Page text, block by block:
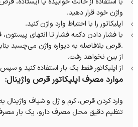
واژن خود قرار دهید.
اپلیکاتور را با احتیاط وارد واژن کنید.
با فشار دادن دکمه فشار تا انتهای
.قرص بلافاصله به دیواره واژن می‌چسبد
از بین نخواهد رفت.
از اپلیکاتور فقط یک بار استفاده کنید و سپس
موارد مصرف اپلیکاتور قرص واژینال:
وارد کردن قرص، کرم و ژل و شیاف واژینال
تنظیم دقیق محل مصرف دارو، یک بار